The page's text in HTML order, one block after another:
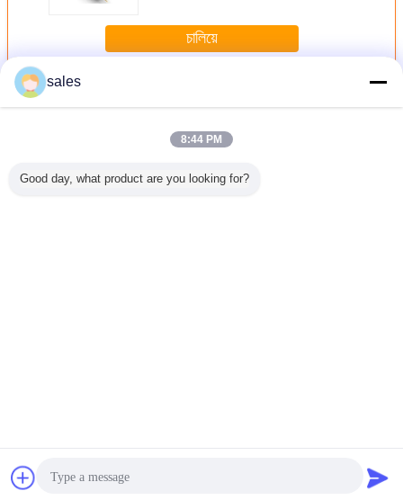
চালিয়ে
มากกว่าไฟเบอร์เลเซอร์ไดโอดคู่
ติดต่อ
sales
8:44 PM
Good day, what product are you looking for?